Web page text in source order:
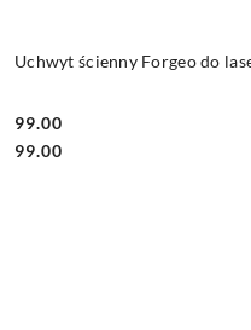
Uchwyt ścienny Forgeo do
Cena:
99.00
Cena:
99.00